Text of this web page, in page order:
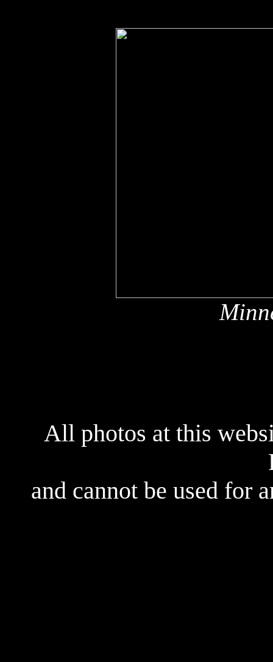
All photos at this
and cannot be used for